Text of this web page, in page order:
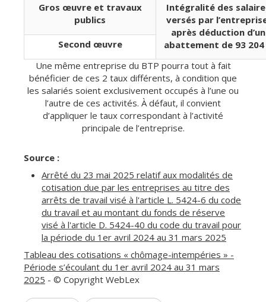
Gros œuvre et travaux
publics
Intégralité des
versés par
après déduction d’un
abattement de 93 204
Second œuvre
Une même entreprise du BTP pourra tout à fait
bénéficier de ces 2 taux différents, à condition que
les salariés soient exclusivement occupés à l’une ou
l’autre de ces activités. À défaut, il convient
d’appliquer le taux correspondant à l’activité
principale de l’entreprise.
Source :
Arrêté du 23 mai 2025 relatif aux modalités de
cotisation due par les entreprises au titre des
arrêts de travail visé à l'article L. 5424-6 du code
du travail et au montant du fonds de réserve
visé à l'article D. 5424-40 du code du travail pour
la période du 1er avril 2024 au 31 mars 2025
Tableau des cotisations « chômage-intempéries » -
Période s’écoulant du 1er avril 2024 au 31 mars
2025 - © Copyright WebLex